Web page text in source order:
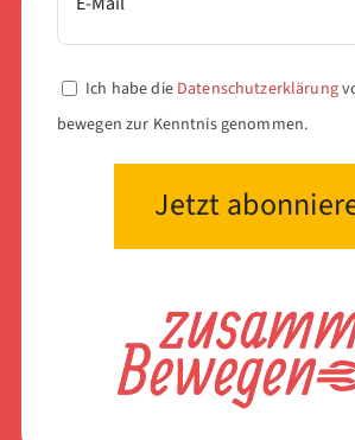
Ich habe die Datenschutzerklärung
bewegen zur Kenntnis genommen.